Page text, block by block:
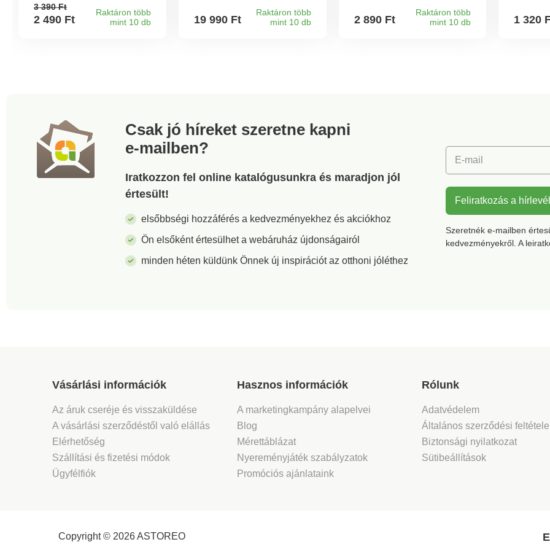
nedvesedéstől és rendben
tartja a konyhát. dekoratív
3 390 Ft
2 490 Ft
Raktáron több
mint 10 db
akár 15 mm-es vágási
szélességgel. Pontosan
19 990 Ft
Raktáron több
mint 10 db
2 890 Ft
Raktáron több
mint 10 db
1 320
Csak jó híreket szeretne kapni
e-mailben?
Iratkozzon fel online katalógusunkra és maradjon jól
értesült!
elsőbbségi hozzáférés a kedvezményekhez és akciókhoz
Ön elsőként értesülhet a webáruház újdonságairól
minden héten küldünk Önnek új inspirációt az otthoni jóléthez
E-mail
Feliratkozás a
Szeretnék e-mailben
kedvezményekről. A
Vásárlási információk
Az áruk cseréje és visszaküldése
A vásárlási szerződéstől való elállás
Elérhetőség
Szállítási és fizetési módok
Ügyfélfiók
Hasznos információk
A marketingkampány alapelvei
Blog
Mérettáblázat
Nyereményjáték szabályzatok
Promóciós ajánlataink
Rólunk
Adatvédelem
Általános szerződési
Biztonsági nyilatkozat
Sütibeállítások
Copyright © 2026 ASTOREO